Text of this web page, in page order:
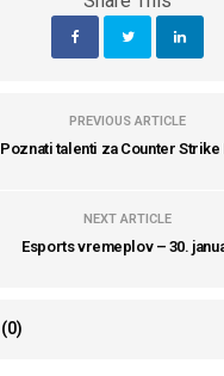
PREVIOUS ARTICLE
Poznati talenti za Counter Strike
NEXT ARTICLE
Esports vremeplov – 30.
(0)